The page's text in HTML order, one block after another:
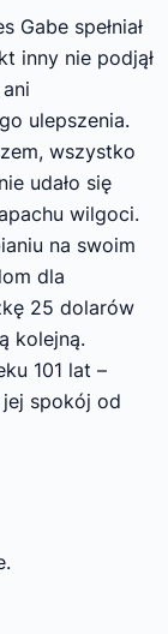
Gabe spełniał
inny nie podjął
ulepszenia.
wszystko
udało się
wilgoci.
na swoim
dla
25 dolarów
kolejną.
101 lat –
jej spokój od